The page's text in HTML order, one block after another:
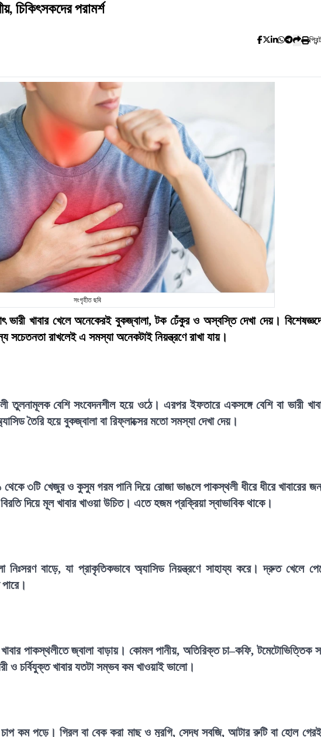
চিকিৎসকদের পরামর্শ
সংগৃহীত ছবি
ভারী খাবার খেলে অনেকেরই বুকজ্বালা, টক ঢেঁকুর ও অস্বস্তি দেখা দেয়।
সচেতনতা রাখলেই এ সমস্যা অনেকটাই নিয়ন্ত্রণে রাখা যায়।
তুলনামূলক বেশি সংবেদনশীল হয়ে ওঠে। এরপর ইফতারে একসঙ্গে বেশি বা ভারী
তৈরি হয়ে বুকজ্বালা বা রিফ্লাক্সের মতো সমস্যা দেখা দেয়।
৩টি খেজুর ও কুসুম গরম পানি দিয়ে রোজা ভাঙলে পাকস্থলী ধীরে ধীরে খাবারের
দিয়ে মূল খাবার খাওয়া উচিত। এতে হজম প্রক্রিয়া স্বাভাবিক থাকে।
নিঃসরণ বাড়ে, যা প্রাকৃতিকভাবে অ্যাসিড নিয়ন্ত্রণে সাহায্য করে। দ্রুত খেলে
পাকস্থলীতে জ্বালা বাড়ায়। কোমল পানীয়, অতিরিক্ত চা–কফি, টমেটোভিত্তিক
ও চর্বিযুক্ত খাবার যতটা সম্ভব কম খাওয়াই ভালো।
কম পড়ে। গ্রিল বা বেক করা মাছ ও মুরগি, সেদ্ধ সবজি, আটার রুটি বা হোল